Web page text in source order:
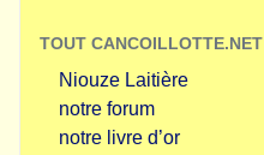
TOUT CANCOILLOTTE.NET
Niouze Laitière
notre forum
notre livre d’or